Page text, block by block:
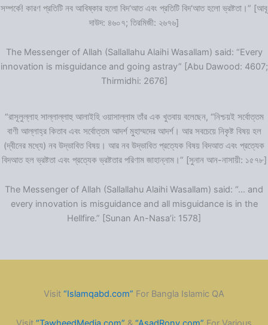
সম্পর্কে! কারণ প্রতিটি নব আবিষ্কার হলো বিদ‘আত এবং প্রতিটি বিদ‘আত হলো ভ্রষ্টতা।” [আবূ
দাউদ: ৪৬০৭; তিরমিজী: ২৬৭৬]
The Messenger of Allah (Sallallahu Alaihi Wasallam) said: “Every
innovation is misguidance and going astray” [Abu Dawood: 4607;
Thirmidhi: 2676]
“রাসূলুল্লাহ সাল্লাল্লাহু আলাইহি ওয়াসাল্লাম তাঁর এক খুতবায় বলেছেন, “নিশ্চয়ই সর্বোত্তম
বাণী আল্লাহ্‌র কিতাব এবং সর্বোত্তম আদর্শ মুহাম্মদের আদর্শ। আর সবচেয়ে নিকৃষ্ট বিষয় হল
(দ্বীনের মধ্যে) নব উদ্ভাবিত বিষয়। আর নব উদ্ভাবিত প্রত্যেক বিষয় বিদআত এবং প্রত্যেক
বিদআত হল ভ্রষ্টতা এবং প্রত্যেক ভ্রষ্টতার পরিণাম জাহান্নাম।” [সুনান আন-নাসায়ী: ১৫৭৮]
The Messenger of Allah (Sallallahu Alaihi Wasallam) said: “… and
every innovation is misguidance and all misguidance is in the
Hellfire.” [Sunan An-Nasa’i: 1578]
Visit “Islamqabd.com” For Bangla Islamic QA